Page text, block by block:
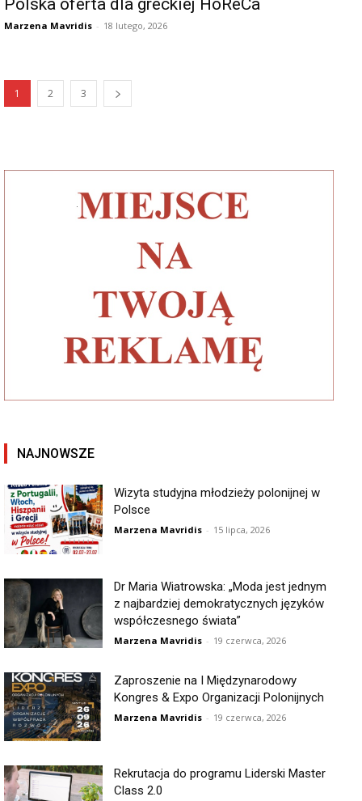
Marzena Mavridis - 18 lutego, 2026
1 2 3
NAJNOWSZE
Wizyta studyjna młodzieży polonijnej w
Polsce
Marzena Mavridis - 15 lipca, 2026
Dr Maria Wiatrowska: „Moda jest jednym
z najbardziej demokratycznych języków
współczesnego świata”
Marzena Mavridis - 19 czerwca, 2026
Zaproszenie na I Międzynarodowy
Kongres & Expo Organizacji Polonijnych
Marzena Mavridis - 19 czerwca, 2026
Rekrutacja do programu Liderski Master
Class 2.0